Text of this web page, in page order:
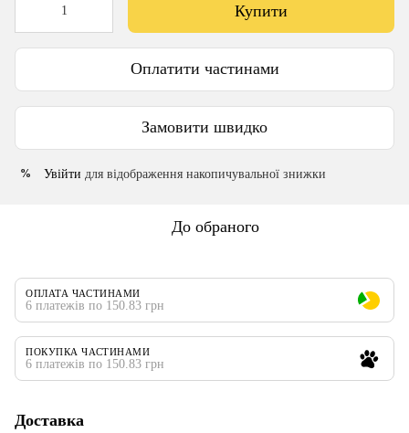
Купити
Оплатити частинами
Замовити швидко
% Увійти для відображення накопичувальної знижки
До обраного
ОПЛАТА ЧАСТИНАМИ
6 платежів по 150.83 грн
ПОКУПКА ЧАСТИНАМИ
6 платежів по 150.83 грн
Доставка